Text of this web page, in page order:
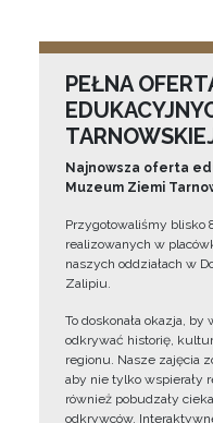
PEŁNA
Najnowsza oferta
Muzeum Ziemi
Przygotowaliśmy blisko
realizowanych w
naszych oddziałach w
Zalipiu.
To doskonała okazja,
odkrywać historię,
regionu. Nasze zajęcia
aby nie tylko wspierały
również pobudzały
odkrywców.